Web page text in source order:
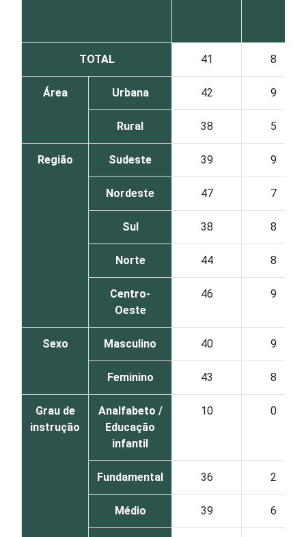
TOTAL 41 8
Área Urbana 42 9
Rural 38 5
Região Sudeste 39 9
Nordeste 47 7
Sul 38 8
Norte 44 8
Centro-
Oeste
46 9
Sexo Masculino 40 9
Feminino 43 8
Grau de
instrução
Analfabeto /
Educação
infantil
10 0
Fundamental 36 2
Médio 39 6